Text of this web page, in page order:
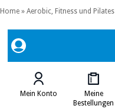
Home » Aerobic, Fitness und Pilates
Mein Konto
Meine
Bestellungen